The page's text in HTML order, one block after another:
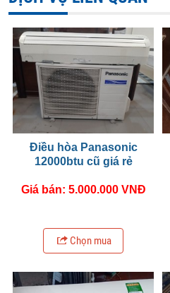
Điều hòa Panasonic
12000btu cũ giá rẻ
Giá bán: 5.000.000 VNĐ
Chọn mua